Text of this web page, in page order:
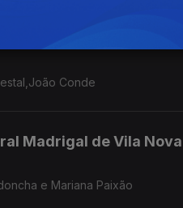
com a familia para
Conde
Madrigal de Vila
e Mariana Paixão